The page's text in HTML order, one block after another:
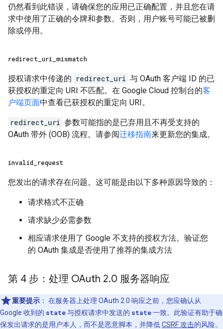
仍然看到此错误，请确保您的应用已正确配置，并且您在请
求中使用了正确的令牌和参数。否则，用户账号可能已被删
除或停用。
redirect uri mismatch
授权请求中传递的 redirect_uri 与 OAuth 客户端 ID 的已
获授权的重定向 URI 不匹配。在 Google Cloud 控制台的客
户端页面中查看已获授权的重定向 URI。
redirect_uri 参数可能指的是已弃用且不再受支持的
OAuth 带外 (OOB) 流程。请参阅迁移指南来更新您的集成。
invalid request
您发出的请求存在问题。这可能是由以下多种原因导致的：
请求格式不正确
请求缺少必需参数
相应请求使用了 Google 不支持的授权方法。验证您
的 OAuth 集成是否使用了推荐的集成方法
第 4 步：处理 OAuth 2.0 服务器响应
重要提示 ： 在服务器上处理 OAuth 2.0 响应之前，您应确认从
Google 收到的 state与授权请求中发送的 state一致。此验证有助于确
保发出请求的是用户本人，而不是恶意脚本，并降低CSRF 攻击的风险。